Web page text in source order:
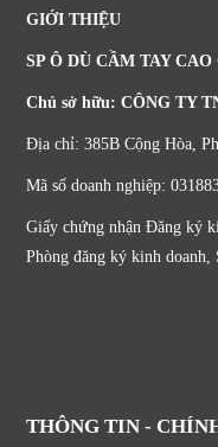
GIỚI THIỆU
SP Ô DÙ CẦM TAY CAO
Chủ sở hữu: CÔNG TY
Địa chỉ: 385B Cộng Hòa,
Mã số doanh nghiệp:
Giấy chứng nhận Đăng ký
Phòng đăng ký kinh
THÔNG TIN -